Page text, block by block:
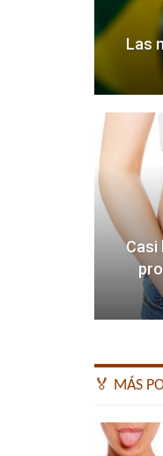
Las
Casi
🏅 MÁS